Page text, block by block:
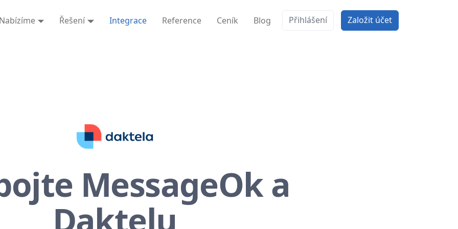
Řešení Integrace Reference Ceník Blog Přihlášení Založit účet
MessageOk a